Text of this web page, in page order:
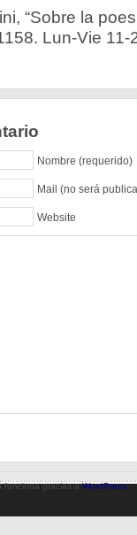
“Sobre la
Lun-Vie
Nombre (requerido)
Mail (no será
Website
funciona gracias aWordPress